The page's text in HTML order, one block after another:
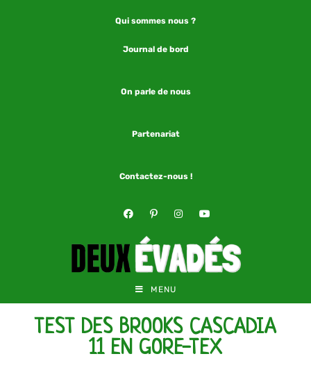
Qui sommes nous ?
Journal de bord
On parle de nous
Partenariat
Contactez-nous !
MENU
TEST DES BROOKS CASCADIA
11 EN GORE-TEX